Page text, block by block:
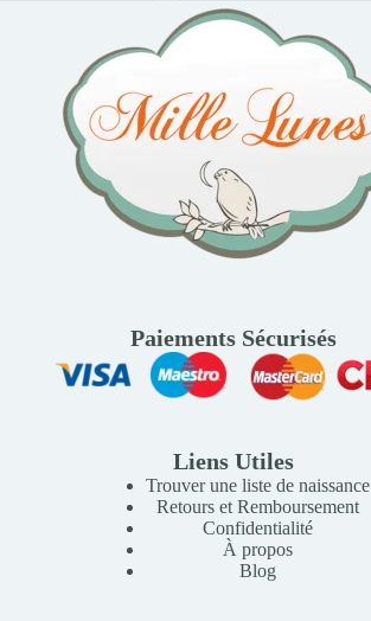
Paiements Sécurisés
Liens Utiles
Trouver une liste de naissance
Retours et Remboursement
Confidentialité
À propos
Blog